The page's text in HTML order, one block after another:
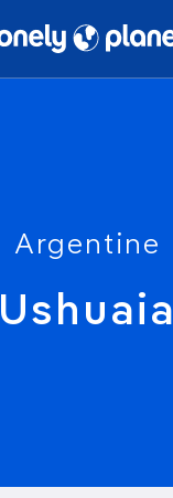
Argentine
Ushuaia